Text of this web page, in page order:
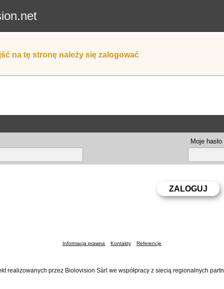
na tę stronę należy się zalogować
Moje hasło
Informacja prawna Kontakty Referencje
realizowanych przez Biolovision Sàrl we współpracy z siecią regionalnych